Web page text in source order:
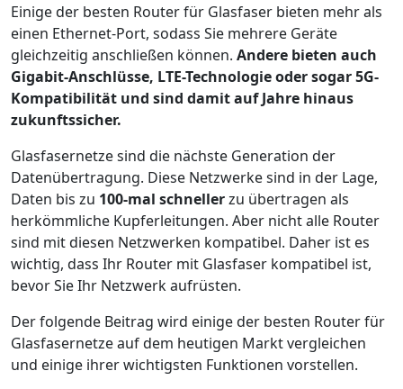
Einige der besten Router für Glasfaser bieten mehr als
einen Ethernet-Port, sodass Sie mehrere Geräte
gleichzeitig anschließen können. Andere bieten auch
Gigabit-Anschlüsse, LTE-Technologie oder sogar 5G-
Kompatibilität und sind damit auf Jahre hinaus
zukunftssicher.
Glasfasernetze sind die nächste Generation der
Datenübertragung. Diese Netzwerke sind in der Lage,
Daten bis zu 100-mal schnellerzu übertragen als
herkömmliche Kupferleitungen. Aber nicht alle Router
sind mit diesen Netzwerken kompatibel. Daher ist es
wichtig, dass Ihr Router mit Glasfaser kompatibel ist,
bevor Sie Ihr Netzwerk aufrüsten.
Der folgende Beitrag wird einige der besten Router für
Glasfasernetze auf dem heutigen Markt vergleichen
und einige ihrer wichtigsten Funktionen vorstellen.